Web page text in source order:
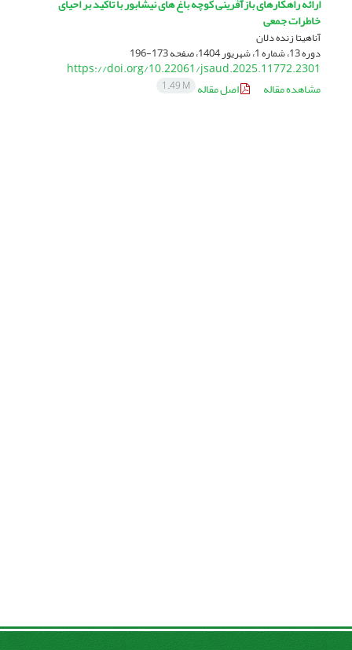
ارائه راهکارهای بازآفرینی کوچه باغ های نیشابور با تاکید بر احیای
خاطرات جمعی
آناهیتا زنده دلان
دوره 13، شماره 1، شهریور 1404، صفحه 173-196
https://doi.org/10.22061/jsaud.2025.11772.2301
مشاهده مقاله
اصل مقاله 1.49 M